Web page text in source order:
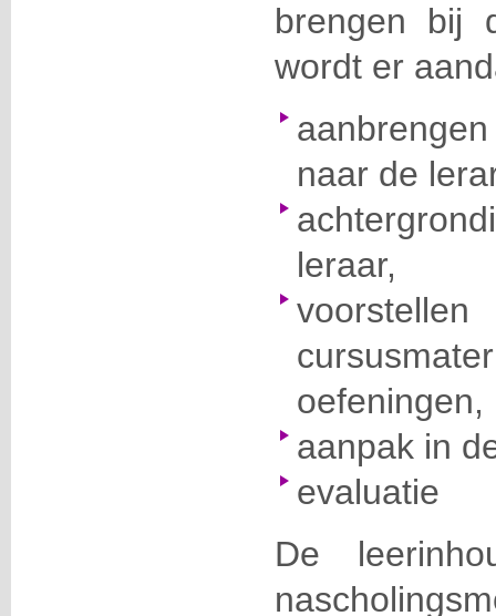
brengen bij
wordt er
naar de
leraar,
oefeningen,
aanpak in
evaluatie
De